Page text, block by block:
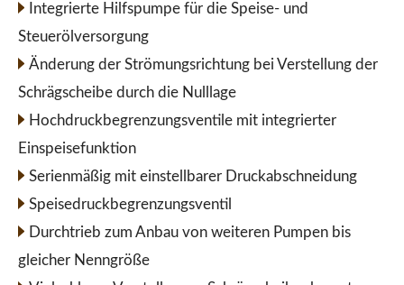
Integrierte Hilfspumpe für die Speise- und
Steuerölversorgung
Änderung der Strömungsrichtung bei Verstellung der
Schrägscheibe durch die Nulllage
Hochdruckbegrenzungsventile mit integrierter
Einspeisefunktion
Serienmäßig mit einstellbarer Druckabschneidung
Speisedruckbegrenzungsventil
Durchtrieb zum Anbau von weiteren Pumpen bis
gleicher Nenngröße